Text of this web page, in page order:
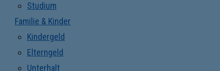
Studium
Familie & Kinder
Kindergeld
Elterngeld
Unterhalt